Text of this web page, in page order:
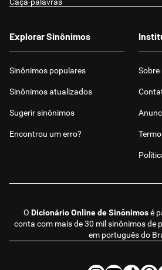
O Dicionário Online de Sinônimosé
conta com mais de 30 mil sinônimos de
em português do
Explorar Sinônimos
Sinônimos populares
Sinônimos atualizados
Sugerir sinônimos
Encontrou um erro?
Sobre